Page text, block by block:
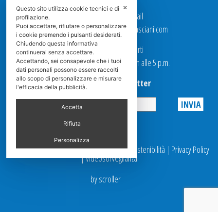
Per contattarci via email
Ufficio Vendite: italy.sales@spasciani.com
I nostri uffici sono aperti
dal Lunedi al Venerdi dalle 9 a.m alle 5 p.m.
Iscriviti alla Newsletter
© 2025 Spasciani |Codice Etico|Report Sostenibilità | Privacy Policy
|Videosorveglianza
by scroller
✕
Questo sito utilizza cookie tecnici e di
profilazione.
Puoi accettare, rifiutare o personalizzare
i cookie premendo i pulsanti desiderati.
Chiudendo questa informativa
continuerai senza accettare.
Accettando, sei consapevole che i tuoi
dati personali possono essere raccolti
allo scopo di personalizzare e misurare
l'efficacia della pubblicità.
Accetta
Rifiuta
Personalizza